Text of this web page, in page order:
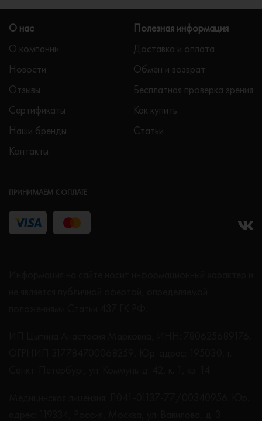
О нас
О компании
Новости
Отзывы
Сертификаты
Наши бренды
Контакты
Полезная информация
Доставка и оплата
Обмен и возврат
Бесплатная проверка зрения
Как купить
Статьи
ПРИНИМАЕМ К ОПЛАТЕ